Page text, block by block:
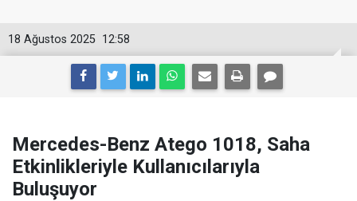
12:58
18 Ağustos 2025
Mercedes-Benz Atego 1018, Saha
Etkinlikleriyle Kullanıcılarıyla
Buluşuyor